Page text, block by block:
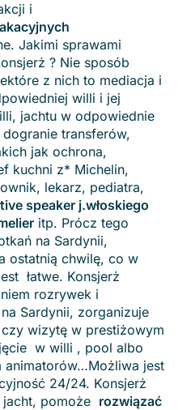
i
Jakimi sprawami
? Nie sposób
z nich to mediacja i
willi i jej
jachtu w odpowiednie
transferów,
jak ochrona,
kuchni z* Michelin,
lekarz, pediatra,
speaker j.włoskiego
itp. Prócz tego
na Sardynii,
ostatnią chwilę, co w
łatwe. Konsjerż
rozrywek i
Sardynii, zorganizuje
wizytę w prestiżowym
w willi , pool albo
animatorów…Możliwa jest
24/24. Konsjerż
pomoże rozwiązać